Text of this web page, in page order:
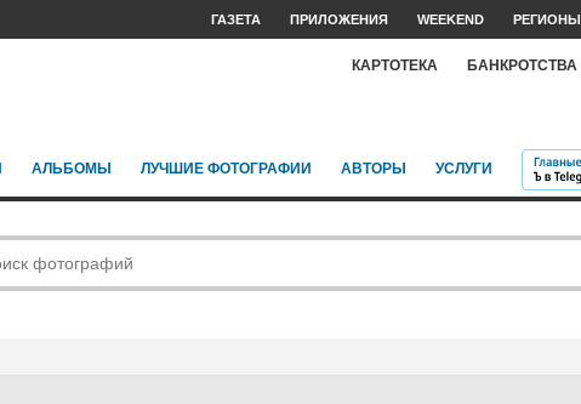
ГАЗЕТА ПРИЛОЖЕНИЯ WEEKEND РЕГИОНЫ
КАРТОТЕКА БАНКРОТСТВА
АЛЬБОМЫ ЛУЧШИЕ ФОТОГРАФИИ АВТОРЫ УСЛУГИ